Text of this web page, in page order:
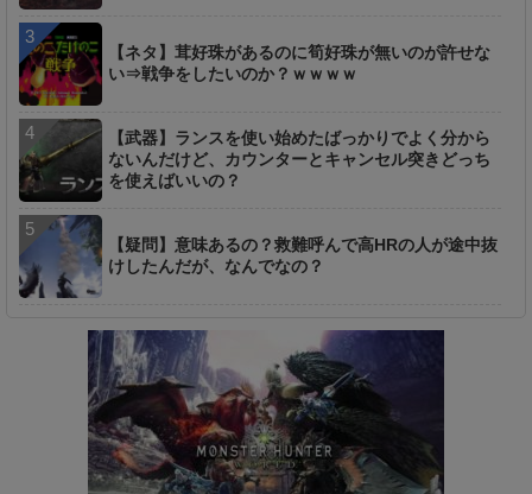
【ネタ】茸好珠があるのに筍好珠が無いのが許せな
い⇒戦争をしたいのか？ｗｗｗｗ
【武器】ランスを使い始めたばっかりでよく分から
ないんだけど、カウンターとキャンセル突きどっち
を使えばいいの？
【疑問】意味あるの？救難呼んで高HRの人が途中抜
けしたんだが、なんでなの？